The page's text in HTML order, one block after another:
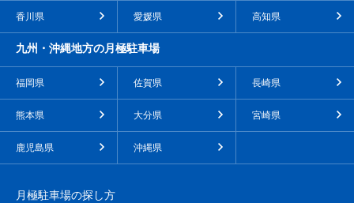
香川県 愛媛県 高知県
九州・沖縄地方の月極駐車場
福岡県 佐賀県 長崎県
熊本県 大分県 宮崎県
鹿児島県 沖縄県
月極駐車場の探し方